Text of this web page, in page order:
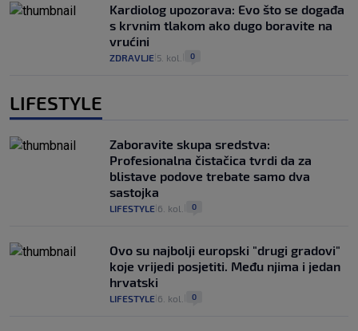
Kardiolog upozorava: Evo što se događa
s krvnim tlakom ako dugo boravite na
vrućini
ZDRAVLJE 5. kol. 0
LIFESTYLE
Zaboravite skupa sredstva:
Profesionalna čistačica tvrdi da za
blistave podove trebate samo dva
sastojka
LIFESTYLE 6. kol. 0
Ovo su najbolji europski "drugi gradovi"
koje vrijedi posjetiti. Među njima i jedan
hrvatski
LIFESTYLE 6. kol. 0